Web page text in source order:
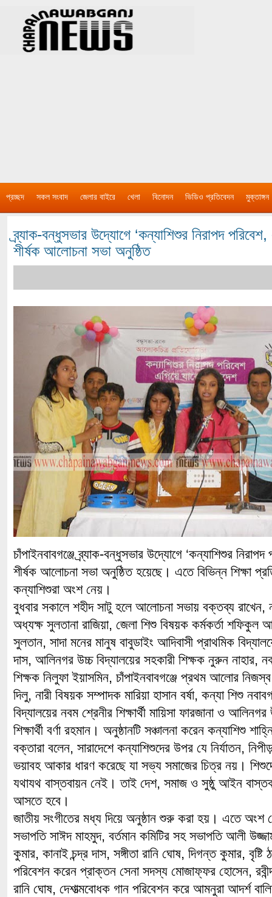
প্রচ্ছদ সকল সংবাদ জেলার বাইরে খেলা বিনোদন ভিডিও প্রতিবেদন মুক্তাঙ্গন
ব্র্যাক-বন্ধুসভার উদ্যোগে ‘কন্যাশিশুর নিরাপদ পরিবেশ,
শীর্ষক আলোচনা সভা অনুষ্ঠিত
চাঁপাইনবাবগঞ্জে ব্র্যাক-বন্ধুসভার উদ্যোগে ‘কন্যাশিশুর নিরাপদ
শীর্ষক আলোচনা সভা অনুষ্ঠিত হয়েছে। এতে বিভিন্ন শিক্ষা
কন্যাশিশুরা অংশ নেয়।
বুধবার সকালে শহীদ সাটু হলে আলোচনা সভায় বক্তব্য রাখেন,
অধ্যক্ষ সুলতানা রাজিয়া, জেলা শিশু বিষয়ক কর্মকর্তা শফিকুল
সুলতান, সাদা মনের মানুষ বাবুডাইং আদিবাসী প্রাথমিক
দাস, আলিনগর উচ্চ বিদ্যালয়ের সহকারী শিক্ষক নুরুন নাহার,
শিক্ষক নিলুফা ইয়াসমিন, চাঁপাইনবাবগঞ্জে প্রথম আলোর
দিলু, নারী বিষয়ক সম্পাদক মারিয়া হাসান বর্ষা, কন্যা শিশু
বিদ্যালয়ের নবম শ্রেনীর শিক্ষার্থী মায়িসা ফারজানা ও
শিক্ষার্থী বর্ণা রহমান। অনুষ্ঠানটি সঞ্চালনা করেন কন্যাশিশু
বক্তারা বলেন, সারাদেশে কন্যাশিশুদের উপর যে নির্যাতন,
ভয়াবহ আকার ধারণ করেছে যা সভ্য সমাজের চিত্র নয়।
যথাযথ বাস্তবায়ন নেই। তাই দেশ, সমাজ ও সুষ্ঠু আইন
আসতে হবে।
জাতীয় সংগীতের মধ্য দিয়ে অনুষ্ঠান শুরু করা হয়। এতে অংশ
সভাপতি সাঈদ মাহমুদ, বর্তমান কমিটির সহ সভাপতি আলী
কুমার, কানাই চন্দ্র দাস, সঙ্গীতা রানি ঘোষ, দিগন্ত কুমার,
পরিবেশন করেন প্রাক্তন সেনা সদস্য মোজাফ্ফর হোসেন,
রানি ঘোষ, দেশাত্মবোধক গান পরিবেশন করে আমনুরা আদর্শ